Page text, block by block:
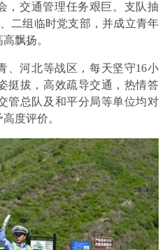
，交通管理任务艰巨。支队抽
二组临时党支部，并成立青年
飘扬。
、河北等战区，每天坚守16小
挺拔，高效疏导交通，热情答
管总队及和平分局等单位均对
度评价。